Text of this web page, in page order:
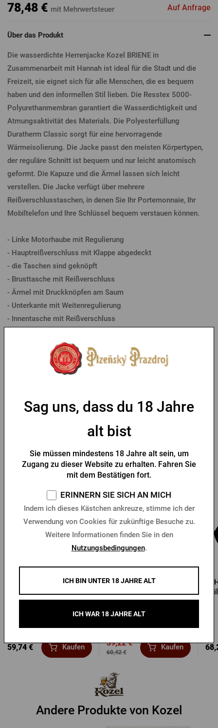
78,48 € mit Mehrwertsteuer Auf Anfrage
Über das Produkt
Die wasserdichte Herrenjacke Kozel BRIENE in
Zusammenarbeit mit Hannah ist ideal für die Stadt und die
Freizeit, sie eignet sich für alle Menschen, die es bequem
haben und den informellen Stil lieben. Die Resstex 5000-
Polyurethanmembran garantiert die Wasserdichtigkeit und
Atmungsaktivität des Materials. Die Polyesterfüllung
Duratherm Classic sorgt für eine hervorragende
Wärmeisolierung. Die Jacke passt den meisten Körpertypen,
der reguläre Schnitt ist bequem und nur leicht anatomisch
geformt. Die Kapuze und die Ärmel lassen sich leicht
verstellen. Die Jacke verfügt über mehrere
Reißverschlusstaschen, in denen Sie Ihr Portemonnaie, Ihr
Mobiltelefon und Ihre Schlüssel bequem verstauen können.
- Linke Motorhaube mit Regulierung
- Hauptreißverschluss mit Klappe abgedeckt
- die Taschen sind geknöpft
- Brusttasche mit Reißverschluss
- Ärmel mit Druckknöpfen am Saum
- Unterkante mit Weitenregulierung
- Innentasche mit Reißverschluss
- Ziernähte am Futter
- Materialeigenschaften: wasserdicht
- geeignete Aktivitäten: Reisen, Stadt, Freizeit
Parameter
Das könnte Sie interessieren
Hr. Softshelljacke Pilsner
Urquell
59,74 € Kaufen
Schwarze Herrenjacke
Radegast
60,42 €
39,22 € Kaufen
Andere Produkte von Kozel
Sag uns, dass du 18 Jahre
alt bist
Sie müssen mindestens 18 Jahre alt sein, um
Zugang zu dieser Website zu erhalten. Fahren Sie
mit dem Bestätigen fort.
ERINNERN SIE SICH AN MICH
Indem ich dieses Kästchen ankreuze, stimme ich der
Verwendung von Cookies für zukünftige Besuche zu.
Weitere Informationen finden Sie in den
Nutzungsbedingungen.
ICH BIN UNTER 18 JAHRE ALT
ICH WAR 18 JAHRE ALT